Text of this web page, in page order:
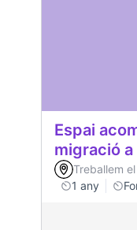
Espai
migració a
Treballem
1 any